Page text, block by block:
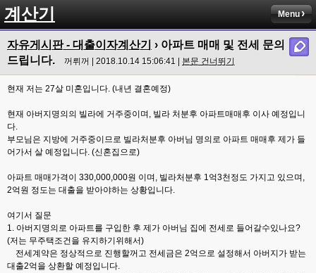
계산기 Menu
자유게시판 - 대출이자계산기 › 아파트 매매 및 전세 문의
드립니다.
꺼뤼꺼 | 2018.10.14 15:06:41 | 본문 건너뛰기
현재 저는 27살 미혼입니다. (내년 결혼예정)
현재 아버지명의의 빌라에 거주중이며, 빌라 처분후 아파트매매후 이사 예정입니
다.
부모님은 지방에 거주중이므로 빌라처분후 아버님 명의로 아파트 매매후 제가 들
어가서 살 예정입니다. (신혼집으로)
아파트 매매가격이 330,000,000원 이며, 빌라처분후 1억3천정도 가지고 있으며,
2억원 정도는 대출을 받아야하는 상황입니다.
여기서 질문
1. 아버지명의로 아파트를 구입한 후 제가 아버님 집에 전세로 들어갈수있나요?
(저는 무주택조건을 유지하기위해서)
전세계약은 정상적으로 진행할꺼고 전세금은 2억으로 설정해서 아버지가 받는
대출2억을 상환할 예정입니다.